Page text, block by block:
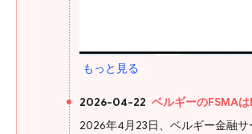
もっと見る
2026-04-22 ベルギーのFSMA
2026年4月23日、ベルギー金融